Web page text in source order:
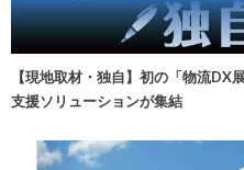
【現地取材・独自】初の「物流DX
支援ソリューションが集結